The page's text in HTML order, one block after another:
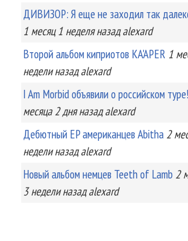
ДИВИЗОР: Я еще не заходил так
1 месяц 1 неделяназад alexard
Второй альбом киприотов KA'APER 1
неделиназад alexard
I Am Morbid объявили о российском туре!
месяца 2 дняназад alexard
Дебютный EP американцев Abitha 2
неделиназад alexard
Новый альбом немцев Teeth of Lamb 2
3 неделиназад alexard